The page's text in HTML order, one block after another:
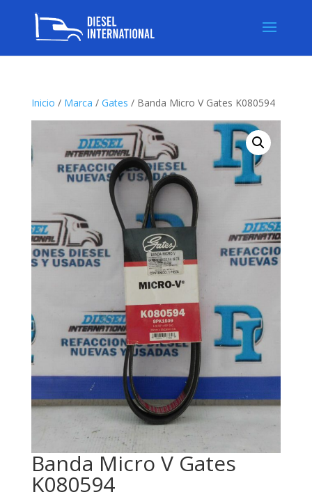
Inicio / Marca / Gates / Banda Micro V Gates K080594
Banda Micro V Gates
K080594